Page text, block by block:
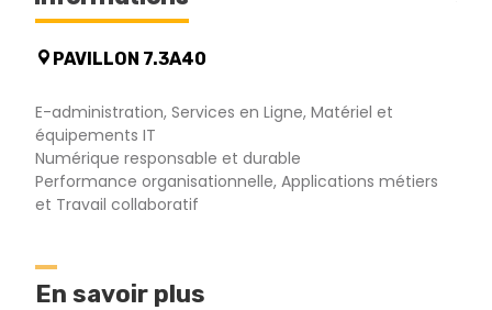
PAVILLON 7.3A40
E-administration, Services en Ligne, Matériel et
équipements IT
Numérique responsable et durable
Performance organisationnelle, Applications métiers
et Travail collaboratif
En savoir plus